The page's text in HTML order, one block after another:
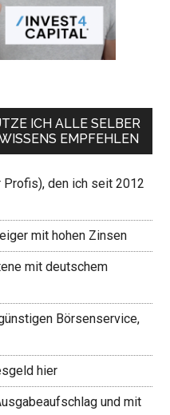
ICH ALLE SELBER
EMPFEHLEN
den ich seit 2012
mit hohen Zinsen
mit deutschem
Börsenservice,
hier
und mit